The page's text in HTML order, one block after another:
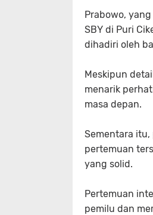
Prabowo,
SBY di Puri
dihadiri oleh
Meskipun
menarik
masa depan.
Sementara itu,
pertemuan
yang solid.
Pertemuan
pemilu dan